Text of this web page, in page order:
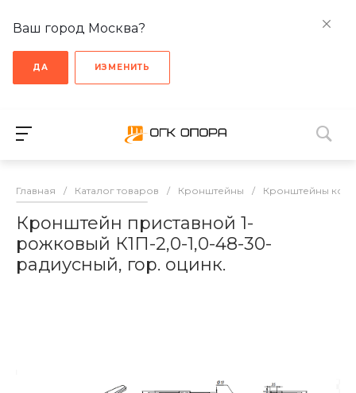
Ваш город Москва?
ДА ИЗМЕНИТЬ
Главная / Каталог товаров / Кронштейны / Кронштейны
Кронштейн приставной 1-
рожковый К1П-2,0-1,0-48-30-
радиусный, гор. оцинк.